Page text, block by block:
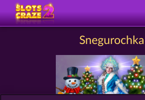
Snegurochka